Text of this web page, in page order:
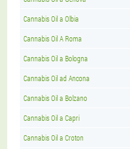
Cannabis Oil a Olbia
Cannabis Oil A Roma
Cannabis Oil a Bologna
Cannabis Oil ad Ancona
Cannabis Oil a Bolzano
Cannabis Oil a Capri
Cannabis Oil a Croton